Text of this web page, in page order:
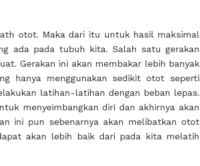
otot. Maka dari itu untuk hasil maksimal
ada pada tubuh kita. Salah satu gerakan
Gerakan ini akan membakar lebih banyak
hanya menggunakan sedikit otot seperti
latihan-latihan dengan beban lepas.
menyeimbangkan diri dan akhirnya akan
ini pun sebenarnya akan melibatkan otot
akan lebih baik dari pada kita melatih